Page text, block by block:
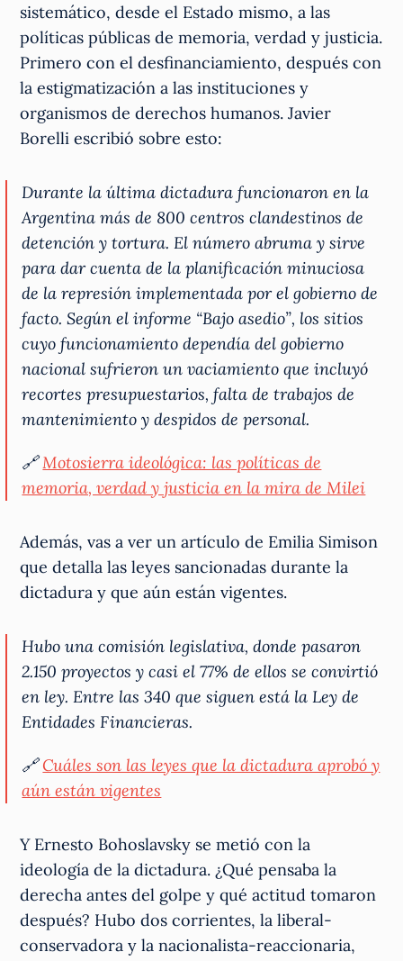
sistemático, desde el Estado mismo, a las
políticas públicas de memoria, verdad y justicia.
Primero con el desfinanciamiento, después con
la estigmatización a las instituciones y
organismos de derechos humanos. Javier
Borelli escribió sobre esto:
Durante la última dictadura funcionaron en la
Argentina más de 800 centros clandestinos de
detención y tortura. El número abruma y sirve
para dar cuenta de la planificación minuciosa
de la represión implementada por el gobierno de
facto. Según el informe “Bajo asedio”, los sitios
cuyo funcionamiento dependía del gobierno
nacional sufrieron un vaciamiento que incluyó
recortes presupuestarios, falta de trabajos de
mantenimiento y despidos de personal.
🔗Motosierra ideológica: las políticas de
memoria, verdad y justicia en la mira de Milei
Además, vas a ver un artículo de Emilia Simison
que detalla las leyes sancionadas durante la
dictadura y que aún están vigentes.
Hubo una comisión legislativa, donde pasaron
2.150 proyectos y casi el 77% de ellos se convirtió
en ley. Entre las 340 que siguen está la Ley de
Entidades Financieras.
🔗Cuáles son las leyes que la dictadura aprobó y
aún están vigentes
Y Ernesto Bohoslavsky se metió con la
ideología de la dictadura. ¿Qué pensaba la
derecha antes del golpe y qué actitud tomaron
después? Hubo dos corrientes, la liberal-
conservadora y la nacionalista-reaccionaria,